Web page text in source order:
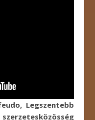
Legszentebb
szerzetesközösség